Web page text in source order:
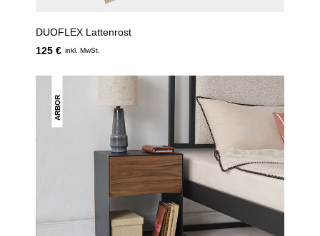
DUOFLEX Lattenrost
125 € inkl. MwSt.
ARBOR